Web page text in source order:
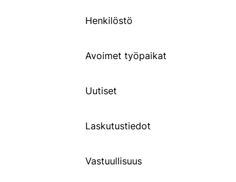
Henkilöstö
Avoimet työpaikat
Uutiset
Laskutustiedot
Vastuullisuus